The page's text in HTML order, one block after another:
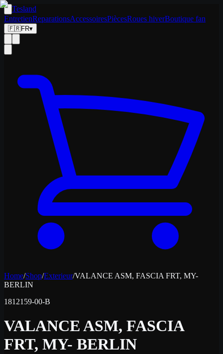
Tesland
EntretienReparationsAccessoiresPiècesRoues hiverBoutique fan
🇫🇷FR▾
Home/Shop/Exterieur/VALANCE ASM, FASCIA FRT, MY-
BERLIN
1812159-00-B
VALANCE ASM, FASCIA
FRT, MY- BERLIN